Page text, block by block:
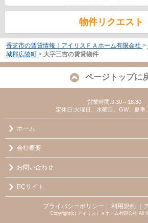
物件リクエスト
香芝市の賃貸情報｜アイリスＦＡホーム有限会社 >
城郡広陵町 > 大字三吉の賃貸物件
ページトップに
営業時間:9:30～18:30
定休日:火曜日、水曜日、GW、夏季
ホーム
会社概要
お問い合わせ
PCサイト
プライバシーポリシー ｜ 利用規約 ｜
Copyright(c) アイリスＦＡホーム有限会社 All